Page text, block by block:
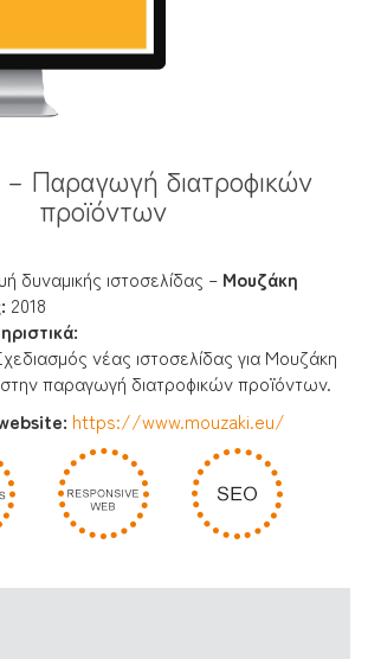
Παραγωγή διατροφικών
προϊόντων
δυναμικής ιστοσελίδας – Μουζάκη
2018
νέας ιστοσελίδας για Μουζάκη
στην παραγωγή διατροφικών προϊόντων.
https://www.mouzaki.eu/